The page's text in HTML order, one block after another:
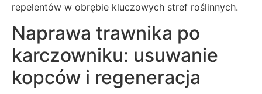
repelentów w obrębie kluczowych stref roślinnych.
Naprawa trawnika po
karczowniku: usuwanie
kopców i regeneracja